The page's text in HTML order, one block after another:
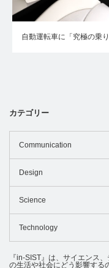
自動運転車に「究極の乗り
カテゴリー
Communication
Design
Science
Technology
『in-SIST』は、サイエンス
の生活や社会にどう影響する